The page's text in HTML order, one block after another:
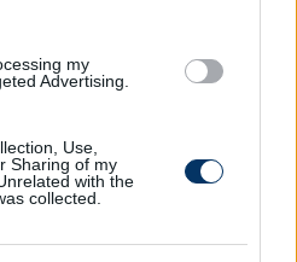
my
Advertising.
Use,
Sharing of my
with the
collected.
Szín: Szürke
Üzemanyag: Benzin
14 190 000 Ft